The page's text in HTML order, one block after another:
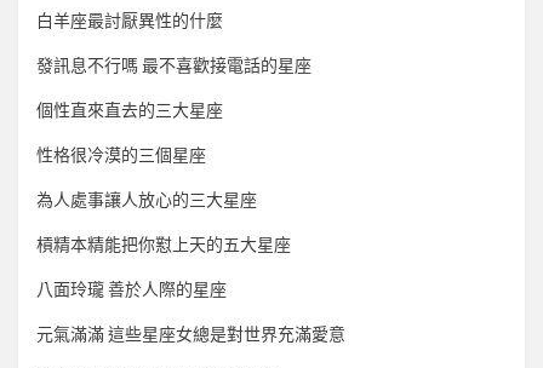
白羊座最討厭異性的什麼
發訊息不行嗎 最不喜歡接電話的星座
個性直來直去的三大星座
性格很冷漠的三個星座
為人處事讓人放心的三大星座
槓精本精能把你懟上天的五大星座
八面玲瓏 善於人際的星座
元氣滿滿 這些星座女總是對世界充滿愛意